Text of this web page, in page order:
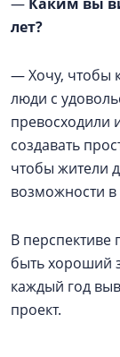
лет?
— Хочу, чтобы
люди с
создавать
чтобы жители
возможности
В перспективе
быть хороший
каждый год
проект.